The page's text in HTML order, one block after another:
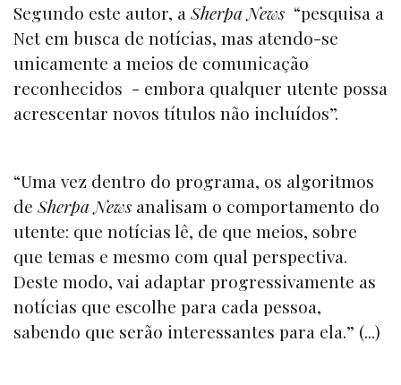
Segundo este autor, aSherpa News “pesquisa a
Net em busca de notícias, mas atendo-se
unicamente a meios de comunicação
reconhecidos - embora qualquer utente possa
acrescentar novos títulos não incluídos”.
“Uma vez dentro do programa, os algoritmos
de Sherpa News analisam o comportamento do
utente: que notícias lê, de que meios, sobre
que temas e mesmo com qual perspectiva.
Deste modo, vai adaptar progressivamente as
notícias que escolhe para cada pessoa,
sabendo que serão interessantes para ela.” (...)